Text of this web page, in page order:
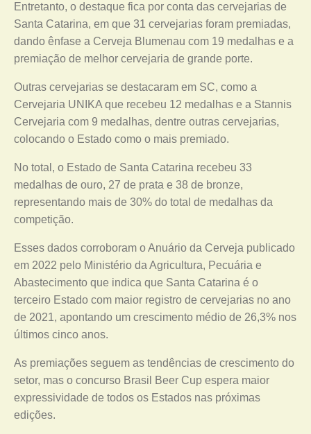
Entretanto, o destaque fica por conta das cervejarias de
Santa Catarina, em que 31 cervejarias foram premiadas,
dando ênfase a Cerveja Blumenau com 19 medalhas e a
premiação de melhor cervejaria de grande porte.
Outras cervejarias se destacaram em SC, como a
Cervejaria UNIKA que recebeu 12 medalhas e a Stannis
Cervejaria com 9 medalhas, dentre outras cervejarias,
colocando o Estado como o mais premiado.
No total, o Estado de Santa Catarina recebeu 33
medalhas de ouro, 27 de prata e 38 de bronze,
representando mais de 30% do total de medalhas da
competição.
Esses dados corroboram o Anuário da Cerveja publicado
em 2022 pelo Ministério da Agricultura, Pecuária e
Abastecimento que indica que Santa Catarina é o
terceiro Estado com maior registro de cervejarias no ano
de 2021, apontando um crescimento médio de 26,3% nos
últimos cinco anos.
As premiações seguem as tendências de crescimento do
setor, mas o concurso Brasil Beer Cup espera maior
expressividade de todos os Estados nas próximas
edições.